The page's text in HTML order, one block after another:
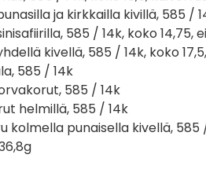
ja kirkkailla kivillä, 585 /
585 / 14k, koko 14,75,
kivellä, 585 / 14k, koko
585 / 14k
585 / 14k
helmillä, 585 / 14k
kolmella punaisella kivellä, 585